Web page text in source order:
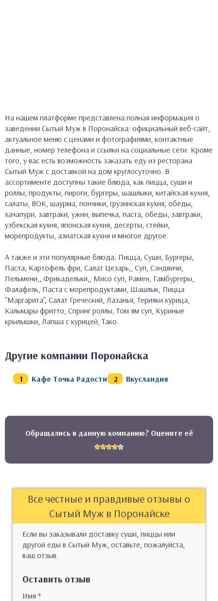
На нашем платформе представлена полная информация о
заведении Сытый Муж в Поронайска: официальный веб-сайт,
актуальное меню с ценами и фотографиями, контактные
данные, номер телефона и ссылки на социальные сети. Кроме
того, у вас есть возможность заказать еду из ресторана
Сытый Муж с доставкой на дом круглосуточно. В
ассортименте доступны такие блюда, как пицца, суши и
роллы, продукты, пироги, бургеры, шашлыки, китайская кухня,
салаты, ВОК, шаурма, пончики, грузинская кухня, обеды,
хачапури, завтраки, ужин, выпечка, паста, обеды, завтраки,
узбекская кухня, японская кухня, десерты, стейки,
морепродукты, азиатская кухня и многое другое.
А также и эти популярные блюда: Пицца, Суши, Бургеры,
Паста, Картофель фри, Салат Цезарь,, Суп, Сэндвичи,
Пельмени,, Фрикадельки,, Мисо суп, Рамен, Гамбургеры,
Фалафель, Паста с морепродуктами, Шашлык, Пицца
"Маргарита", Салат Греческий, Лазанья, Терияки курица,
Кальмары фритто, Спринг роллы, Том ям суп, Куриные
крылышки, Лапша с курицей, Тако.
Другие компании Поронайска
Кафе Точка Радости Вкусландия
Обращались в данную компанию? Оцените её
Все честные и правдивые отзывы о
Сытый Муж в Поронайске
Если вы заказывали доставку суши, пиццы или
другой еды в Сытый Муж, оставьте, пожалуйста,
ваш отзыв.
Оставить отзыв
Имя *